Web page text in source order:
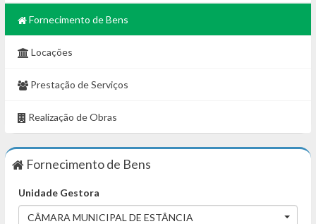
Fornecimento de Bens
Locações
Prestação de Serviços
Realização de Obras
Fornecimento de Bens
Unidade Gestora
CÂMARA MUNICIPAL DE ESTÂNCIA